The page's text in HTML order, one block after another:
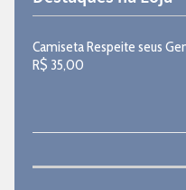
Camiseta Respeite seus
R$ 35,00